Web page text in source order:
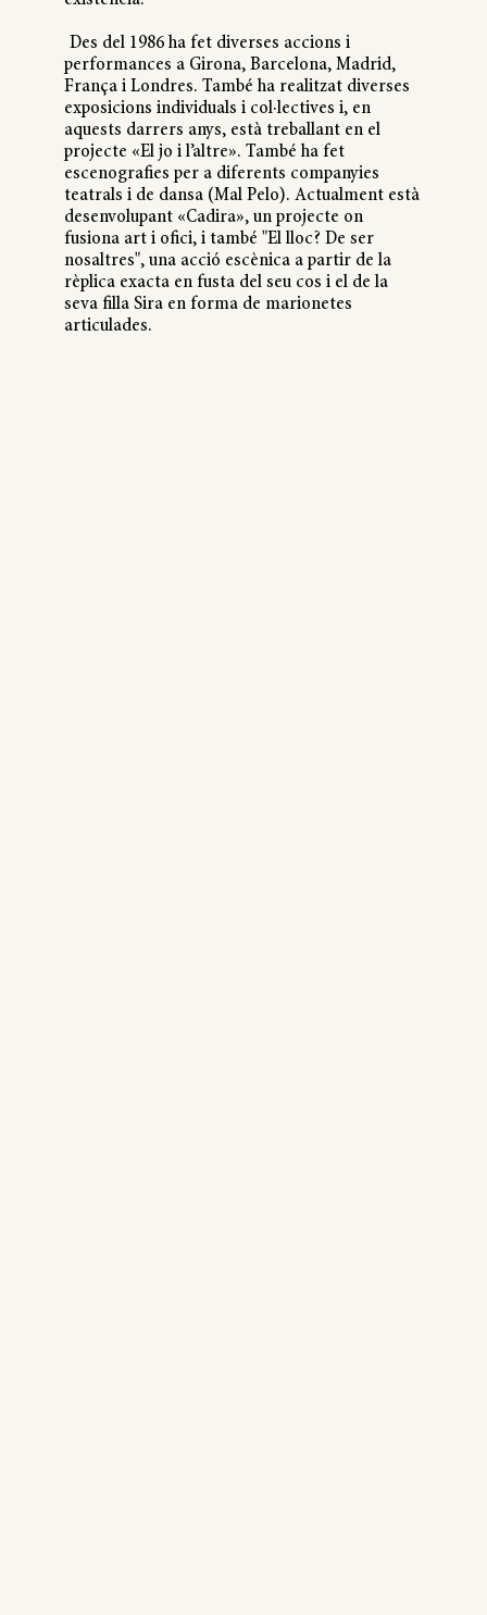
Des del 1986 ha fet diverses accions i
performances a Girona, Barcelona, Madrid,
França i Londres. També ha realitzat diverses
exposicions individuals i col·lectives i, en
aquests darrers anys, està treballant en el
projecte «El jo i l’altre». També ha fet
escenografies per a diferents companyies
teatrals i de dansa (Mal Pelo). Actualment està
desenvolupant «Cadira», un projecte on
fusiona art i ofici, i també "El lloc? De ser
nosaltres", una acció escènica a partir de la
rèplica exacta en fusta del seu cos i el de la
seva filla Sira en forma de marionetes
articulades.